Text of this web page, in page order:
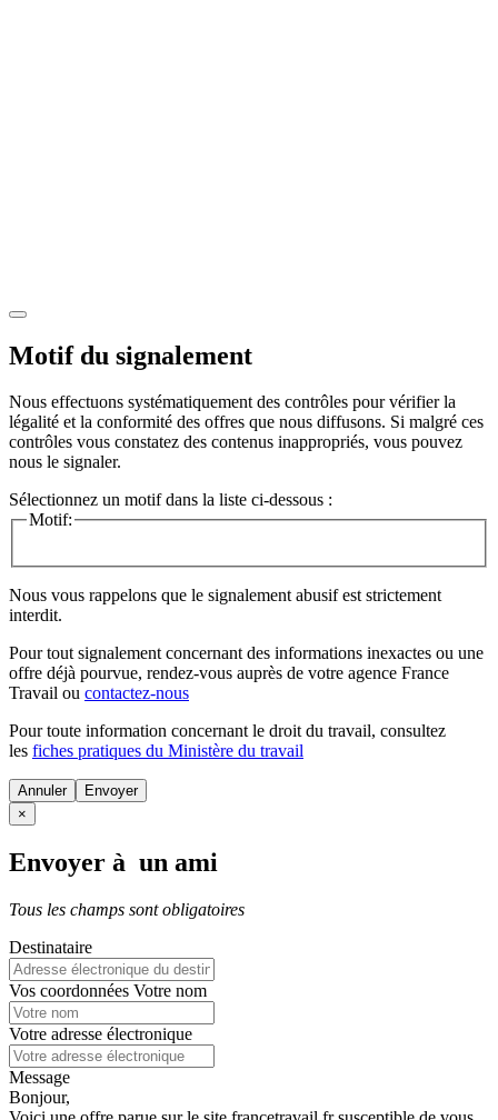
Motif du signalement
Nous effectuons systématiquement des contrôles pour vérifier la
légalité et la conformité des offres que nous diffusons. Si malgré ces
contrôles vous constatez des contenus inappropriés, vous pouvez
nous le signaler.
Sélectionnez un motif dans la liste ci-dessous :
Motif:
Nous vous rappelons que le signalement abusif est strictement
interdit.
Pour tout signalement concernant des informations inexactes ou une
offre déjà pourvue, rendez-vous auprès de votre agence France
Travail ou contactez-nous
Pour toute information concernant le droit du travail, consultez
les fiches pratiques du Ministère du travail
Annuler
×
Envoyer à un ami
Tous les champs sont obligatoires
Destinataire
Vos coordonnées Votre nom
Votre adresse électronique
Message
Bonjour,